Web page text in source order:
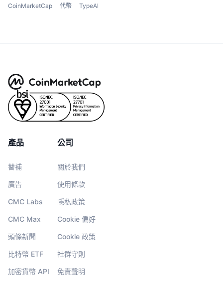
CoinMarketCap 代幣 TypeAI
產品
替補
廣告
CMC Labs
CMC Max
頭條新聞
比特幣 ETF
加密貨幣 API
公司
關於我們
使用條款
隱私政策
Cookie 偏好
Cookie 政策
社群守則
免責聲明